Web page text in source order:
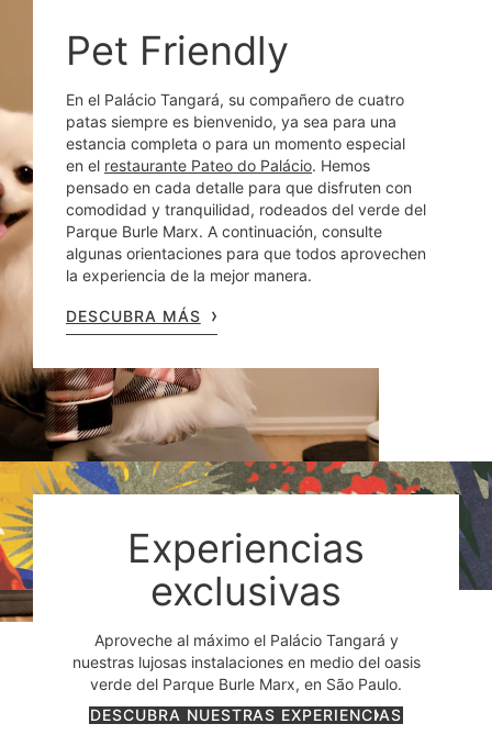
Pet Friendly
En el Palácio Tangará, su compañero de cuatro
patas siempre es bienvenido, ya sea para una
estancia completa o para un momento especial
en el restaurante Pateo do Palácio. Hemos
pensado en cada detalle para que disfruten con
comodidad y tranquilidad, rodeados del verde del
Parque Burle Marx. A continuación, consulte
algunas orientaciones para que todos aprovechen
la experiencia de la mejor manera.
DESCUBRA MÁS
Experiencias
exclusivas
Aproveche al máximo el Palácio Tangará y
nuestras lujosas instalaciones en medio del oasis
verde del Parque Burle Marx, en São Paulo.
DESCUBRA NUESTRAS EXPERIENCIAS